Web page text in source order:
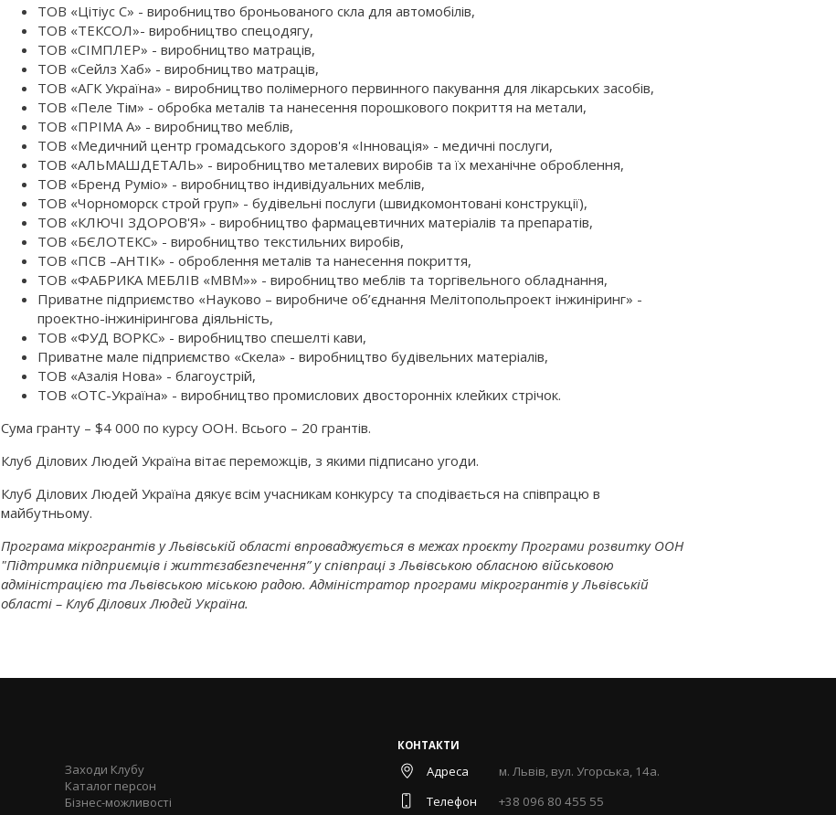
ТОВ «Цітіус С» - виробництво броньованого скла для автомобілів,
ТОВ «ТЕКСОЛ»- виробництво спецодягу,
ТОВ «СІМПЛЕР» - виробництво матраців,
ТОВ «Сейлз Хаб» - виробництво матраців,
ТОВ «АГК Україна» - виробництво полімерного первинного пакування для лікарських засобів,
ТОВ «Пеле Тім» - обробка металів та нанесення порошкового покриття на метали,
ТОВ «ПРІМА А» - виробництво меблів,
ТОВ «Медичний центр громадського здоров'я «Інновація» - медичні послуги,
ТОВ «АЛЬМАШДЕТАЛЬ» - виробництво металевих виробів та їх механічне оброблення,
ТОВ «Бренд Руміо» - виробництво індивідуальних меблів,
ТОВ «Чорноморск строй груп» - будівельні послуги (швидкомонтовані конструкції),
ТОВ «КЛЮЧІ ЗДОРОВ'Я» - виробництво фармацевтичних матеріалів та препаратів,
ТОВ «БЄЛОТЕКС» - виробництво текстильних виробів,
ТОВ «ПСВ –АНТІК» - оброблення металів та нанесення покриття,
ТОВ «ФАБРИКА МЕБЛІВ «МВМ»» - виробництво меблів та торгівельного обладнання,
Приватне підприємство «Науково – виробниче об’єднання Мелітопольпроект інжиніринг» -
проектно-інжинірингова діяльність,
ТОВ «ФУД ВОРКС» - виробництво спешелті кави,
Приватне мале підприємство «Скела» - виробництво будівельних матеріалів,
ТОВ «Азалія Нова» - благоустрій,
ТОВ «ОТС-Україна» - виробництво промислових двосторонніх клейких стрічок.
Сума гранту – $4 000 по курсу ООН. Всього – 20 грантів.
Клуб Ділових Людей Україна вітає переможців, з якими підписано угоди.
Клуб Ділових Людей Україна дякує всім учасникам конкурсу та сподівається на співпрацю в
майбутньому.
Програма мікрогрантів у Львівській області впроваджується в межах проєкту Програми розвитку ООН
"Підтримка підприємців і життєзабезпечення” у співпраці з Львівською обласною військовою
адміністрацією та Львівською міською радою. Адміністратор програми мікрогрантів у Львівській
області – Клуб Ділових Людей Україна.
Заходи Клубу
Каталог персон
Бізнес-можливості
КОНТАКТИ
Адреса
м. Львів, вул. Угорська, 14а.
Телефон
+38 096 80 455 55